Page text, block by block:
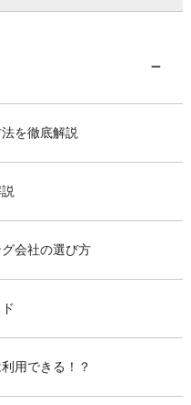
を徹底解説
会社の選び方
用できる！？